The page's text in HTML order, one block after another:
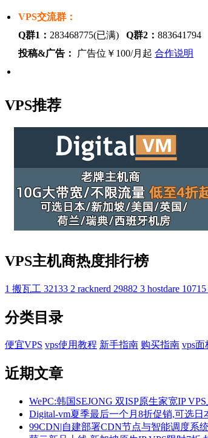
VPS交流群：
Q群1： 283468775(已满) Q群2： 883641794
投稿&广告：
广告位￥100/月起 合作说明
VPS推荐
VPS主机商热度排行榜
1 搬瓦工 32133 2 racknerd 29882 3 hostdare 10715
分类目录
便宜VPS vps使用教程 新手指南 购买指南 vps面
近期文章
WePC:韩国SEJONG 双ISP原生家宽IP
Digital-vm夏季最后一个月8折促销,可选
99CDN|自建部署CDN节点与智能调度系